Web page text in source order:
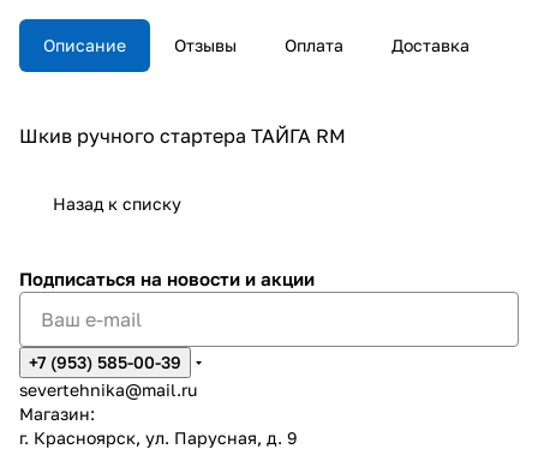
Описание Отзывы Оплата Доставка
Шкив ручного стартера ТАЙГА RM
Назад к списку
Подписаться на новости и акции
+7 (953) 585-00-39
severtehnika@mail.ru
Магазин:
г. Красноярск, ул. Парусная, д. 9